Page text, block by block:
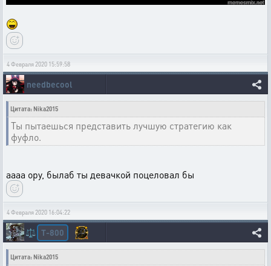
4 Февраля 2020 15:59:58
needbecool
Цитата: Nika2015
Ты пытаешься представить лучшую стратегию как
фуфло.
аааа ору, былаб ты девачкой поцеловал бы
4 Февраля 2020 16:04:22
⚖️ T-800
Цитата: Nika2015